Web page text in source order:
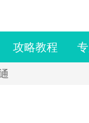
攻略教程